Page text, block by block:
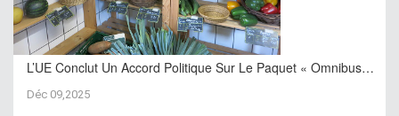
L’UE Conclut Un Accord Politique Sur Le Paquet « Omnibus…
Déc 09,2025